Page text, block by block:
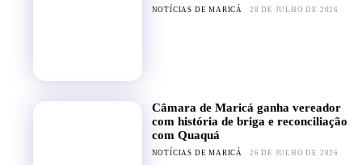
NOTÍCIAS DE MARICÁ 28 DE JULHO DE 2026
Câmara de Maricá ganha vereador
com história de briga e reconciliação
com Quaquá
NOTÍCIAS DE MARICÁ 26 DE JULHO DE 2026